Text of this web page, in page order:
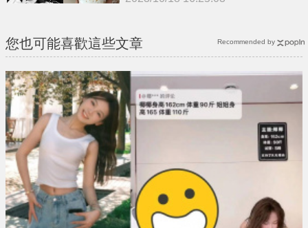
您也可能喜歡這些文章 Recommended by